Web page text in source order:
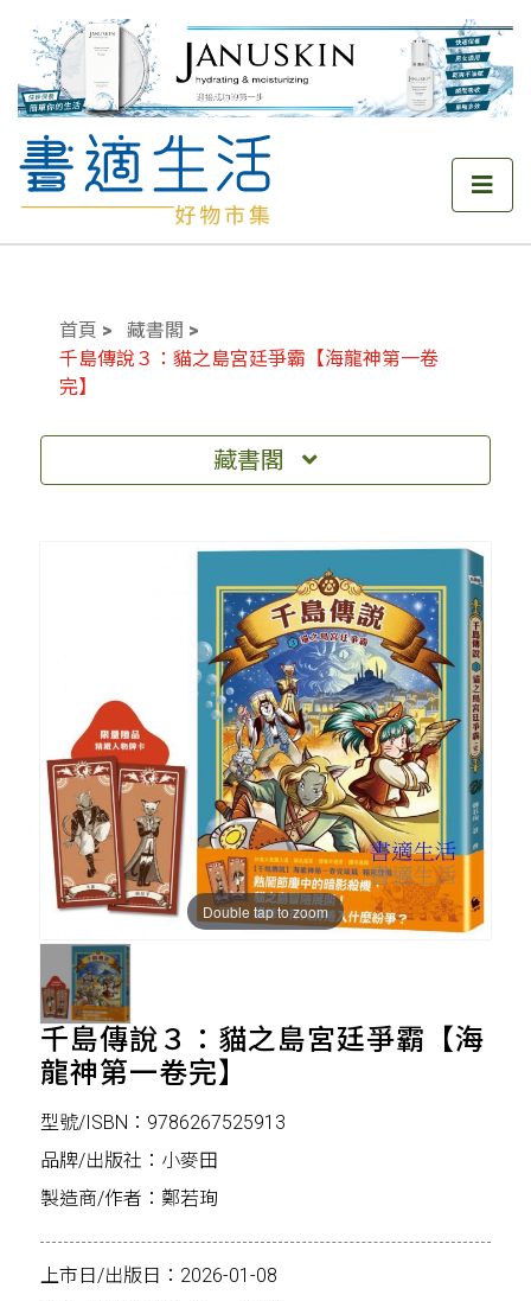
首頁
藏書閣
千島傳說３：貓之島宮廷爭霸【海龍神第一卷
完】
藏書閣
Double tap to zoom
千島傳說３：貓之島宮廷爭霸【海
龍神第一卷完】
型號/ISBN：9786267525913
品牌/出版社：小麥田
製造商/作者：鄭若珣
上市日/出版日：2026-01-08